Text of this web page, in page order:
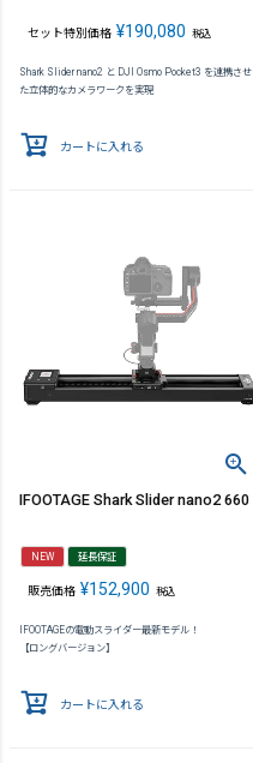
セット特別価格 ¥190,080 税込
Shark Slider nano2 と DJI Osmo Pocket3 を連携させ
た立体的なカメラワークを実現
カートに入れる
IFOOTAGE Shark Slider nano2 660
NEW 延長保証
販売価格 ¥152,900 税込
IFOOTAGEの電動スライダー最新モデル！
【ロングバージョン】
カートに入れる